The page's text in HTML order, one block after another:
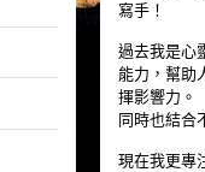
寫手！
過去我是心
能力，幫助
揮影響力。
同時也結合
現在我更專